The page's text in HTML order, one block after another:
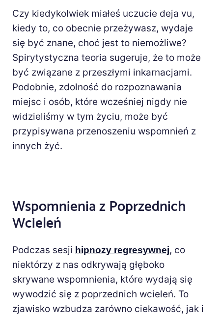
Czy kiedykolwiek miałeś uczucie deja vu,
kiedy to, co obecnie przeżywasz, wydaje
się być znane, choć jest to niemożliwe?
Spirytystyczna teoria sugeruje, że to może
być związane z przeszłymi inkarnacjami.
Podobnie, zdolność do rozpoznawania
miejsc i osób, które wcześniej nigdy nie
widzieliśmy w tym życiu, może być
przypisywana przenoszeniu wspomnień z
innych żyć.
Wspomnienia z Poprzednich
Wcieleń
Podczas sesji hipnozy regresywnej, co
niektórzy z nas odkrywają głęboko
skrywane wspomnienia, które wydają się
wywodzić się z poprzednich wcieleń. To
zjawisko wzbudza zarówno ciekawość, jak i